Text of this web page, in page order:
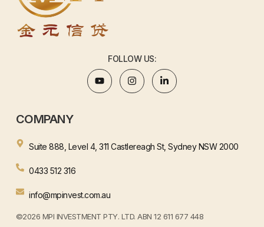
FOLLOW US:
COMPANY
Suite 888, Level 4, 311 Castlereagh St, Sydney NSW 2000
0433 512 316
info@mpinvest.com.au
©2026 MPI INVESTMENT PTY. LTD. ABN 12 611 677 448